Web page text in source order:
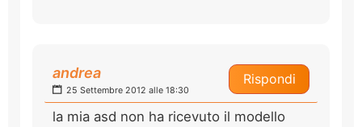
Rispondi
andrea
25 Settembre 2012 alle 18:30
la mia asd non ha ricevuto il modello